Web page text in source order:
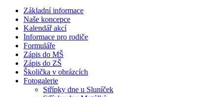
Základní informace
Naše koncepce
Kalendář akcí
Informace pro rodiče
Formuláře
Zápis do MŠ
Zápis do ZŠ
Školička v obrázcích
Fotogalerie
Střípky dne u Sluníček